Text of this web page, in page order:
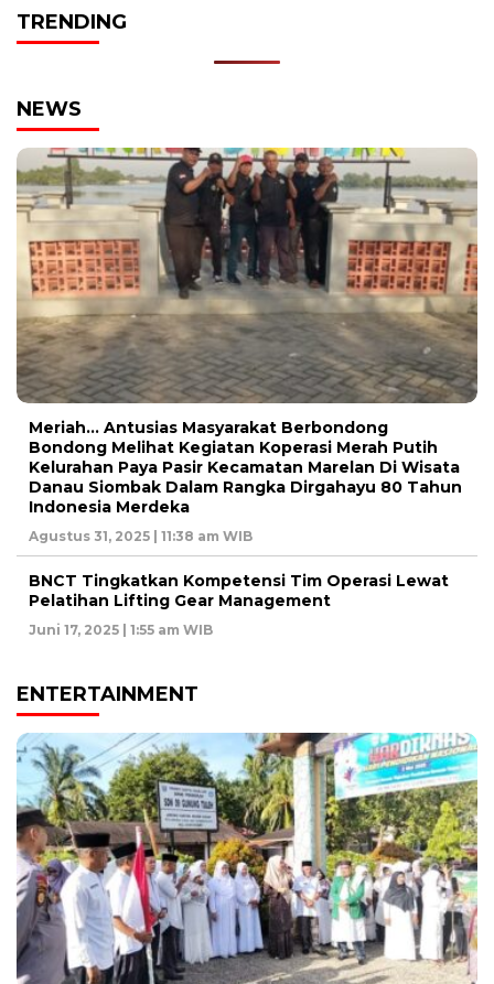
TRENDING
NEWS
Meriah… Antusias Masyarakat Berbondong
Bondong Melihat Kegiatan Koperasi Merah Putih
Kelurahan Paya Pasir Kecamatan Marelan Di Wisata
Danau Siombak Dalam Rangka Dirgahayu 80 Tahun
Indonesia Merdeka
Agustus 31, 2025 | 11:38 am WIB
BNCT Tingkatkan Kompetensi Tim Operasi Lewat
Pelatihan Lifting Gear Management
Juni 17, 2025 | 1:55 am WIB
ENTERTAINMENT